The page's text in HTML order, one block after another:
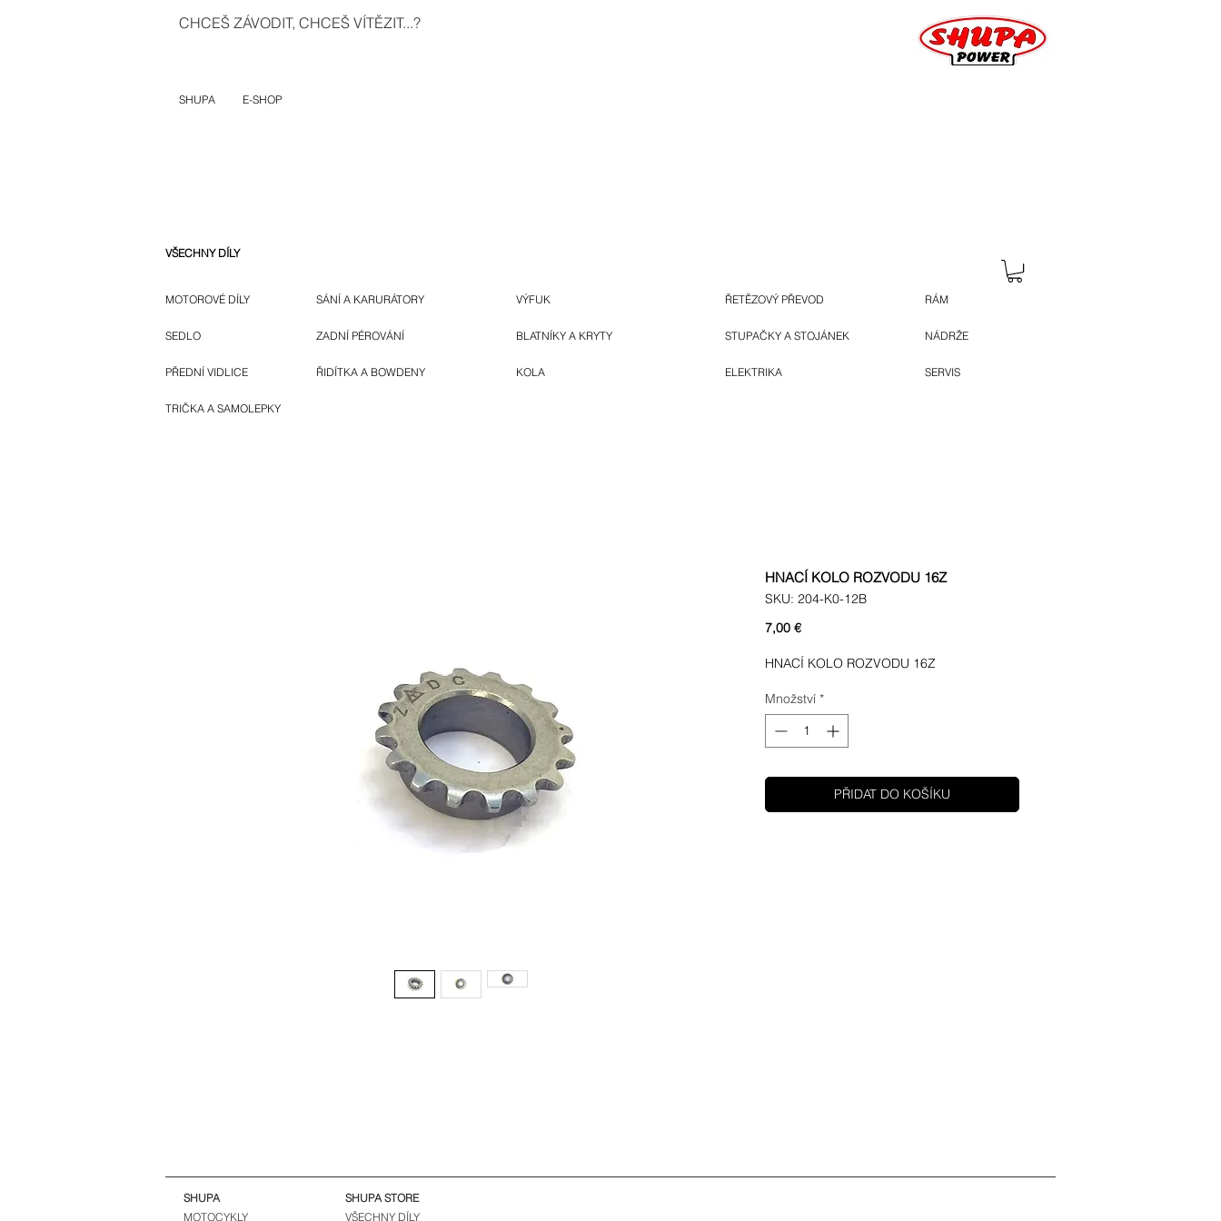
CHCEŠ ZÁVODIT, CHCEŠ VÍTĚZIT...?
SHUPA E-SHOP
VŠECHNY DÍLY
MOTOROVÉ DÍLY
SEDLO
PŘEDNÍ VIDLICE
SÁNÍ A KARURÁTORY
ZADNÍ PÉROVÁNÍ
ŘIDÍTKA A BOWDENY
VÝFUK
BLATNÍKY A KRYTY
KOLA
ŘETĚZOVÝ PŘEVOD
STUPAČKY A STOJÁNEK
ELEKTRIKA
RÁM
NÁDRŽE
SERVIS
TRIČKA A SAMOLEPKY
HNACÍ KOLO ROZVODU 16Z
SKU: 204-K0-12B
7,00 €Cena
HNACÍ KOLO ROZVODU 16Z
Množství *
PŘIDAT DO KOŠÍKU
SHUPA
MOTOCYKLY
SHUPA STORE
VŠECHNY DÍLY